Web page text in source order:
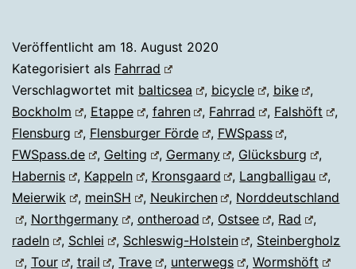
Veröffentlicht am 18. August 2020
Kategorisiert als Fahrrad
Verschlagwortet mit balticsea , bicycle , bike
,
Bockholm
, Etappe , fahren , Fahrrad , Falshöft
,
Flensburg
, Flensburger Förde , FWSpass
,
FWSpass.de
, Gelting , Germany , Glücksburg
,
Habernis
, Kappeln , Kronsgaard , Langballigau
,
Meierwik
, meinSH , Neukirchen , Norddeutschland
, Northgermany , ontheroad , Ostsee , Rad
,
radeln
, Schlei , Schleswig-Holstein , Steinbergholz
, Tour , trail ,Trave , unterwegs , Wormshöft